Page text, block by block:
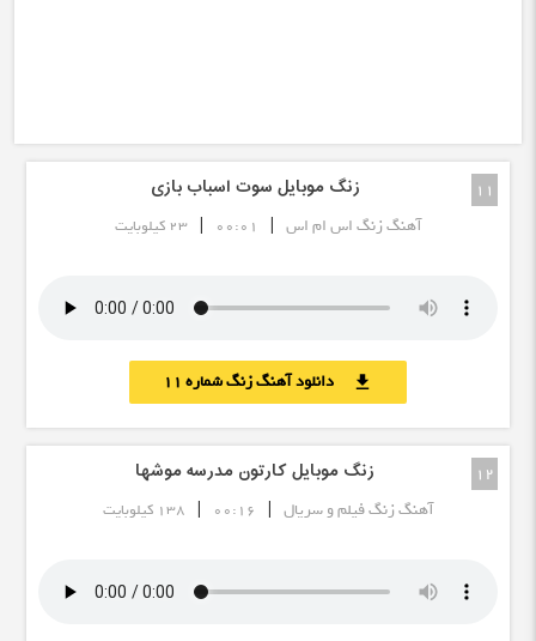
11 زنگ موبایل سوت اسباب بازی
آهنگ زنگ اس ام اس |
00:01
| 23 کیلوبایت
download دانلود آهنگ زنگ شماره 11
12 زنگ موبایل کارتون مدرسه موشها
آهنگ زنگ فیلم و سریال |
00:16
| 138 کیلوبایت